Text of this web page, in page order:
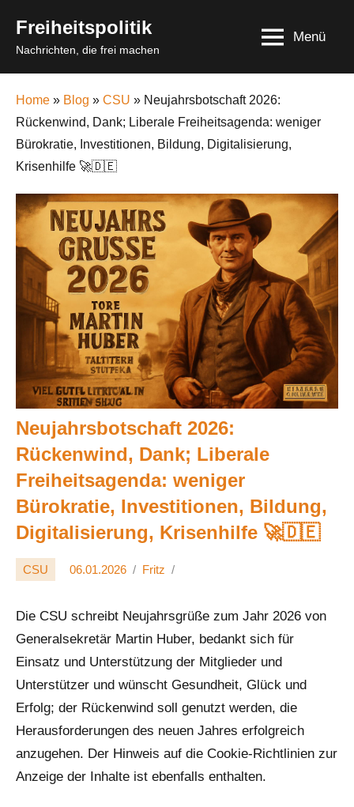
content
Freiheitspolitik
Nachrichten, die frei machen
Menü
Home » Blog » CSU » Neujahrsbotschaft 2026:
Rückenwind, Dank; Liberale Freiheitsagenda: weniger
Bürokratie, Investitionen, Bildung, Digitalisierung,
Krisenhilfe 🚀🇩🇪
Neujahrsbotschaft 2026:
Rückenwind, Dank; Liberale
Freiheitsagenda: weniger
Bürokratie, Investitionen, Bildung,
Digitalisierung, Krisenhilfe 🚀🇩🇪
CSU 06.01.2026 Fritz
Die CSU schreibt Neujahrsgrüße zum Jahr 2026 von
Generalsekretär Martin Huber, bedankt sich für
Einsatz und Unterstützung der Mitglieder und
Unterstützer und wünscht Gesundheit, Glück und
Erfolg; der Rückenwind soll genutzt werden, die
Herausforderungen des neuen Jahres erfolgreich
anzugehen. Der Hinweis auf die Cookie-Richtlinien zur
Anzeige der Inhalte ist ebenfalls enthalten.